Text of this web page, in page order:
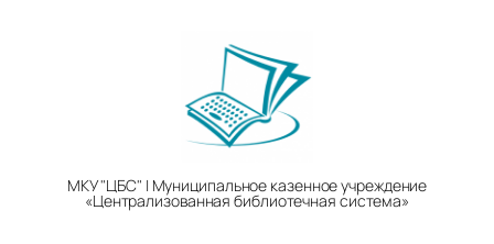
МКУ "ЦБС" | Муниципальное казенное учреждение
«Централизованная библиотечная система»